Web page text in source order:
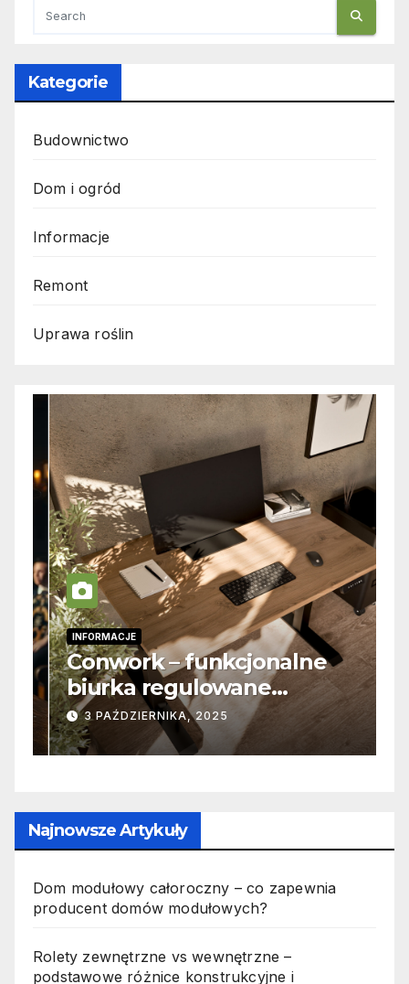
Kategorie
Budownictwo
Dom i ogród
Informacje
Remont
Uprawa roślin
INFORMACJE
Conwork – funkcjonalne
biurka regulowane
stworzone z myślą o
nowoczesnych
przestrzeniach pracy
3 PAŹDZIERNIKA, 2025
Najnowsze Artykuły
Dom modułowy całoroczny – co zapewnia
producent domów modułowych?
Rolety zewnętrzne vs wewnętrzne –
podstawowe różnice konstrukcyjne i